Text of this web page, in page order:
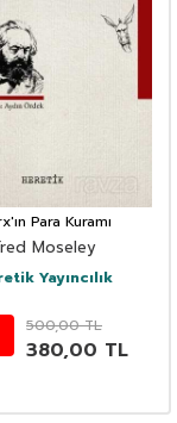
Para Kuramı
Moseley
Yayıncılık
500,00TL
380,00 TL